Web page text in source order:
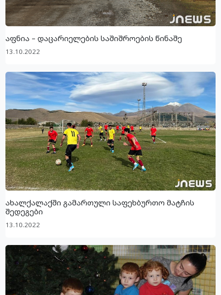
აფნია – დაცარიელების საშიშროების წინაშე
13.10.2022
ახალქალაქში გამართული საფეხბურთო მატჩის
შედეგები
13.10.2022